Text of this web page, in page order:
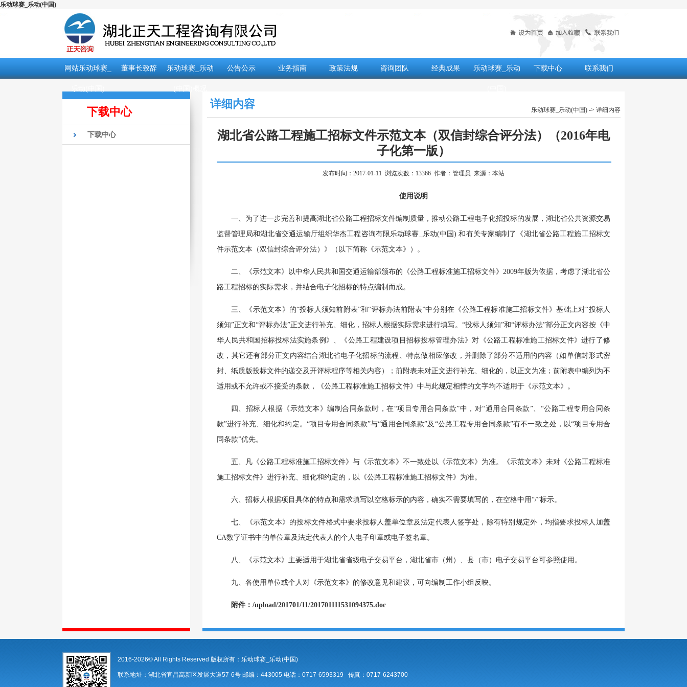
乐动球赛_乐动(中国)
网站乐动球赛_ 董事长致辞 乐动球赛_乐动 公告公示 业务指南 政策法规 咨询团队 经典成果 乐动球赛_乐动 下载中心 联系我们
下载中心
下载中心
详细内容 乐动球赛_乐动(中国)-> 详细内容
湖北省公路工程施工招标文件示范文本（双信封综合评分法）（2016年电
子化第一版）
发布时间：2017-01-11 浏览次数：13366 作者：管理员 来源：本站
使用说明
一、为了进一步完善和提高湖北省公路工程招标文件编制质量，推动公路工程电子化招投标的发展，湖北省公共资源交易
监督管理局和湖北省交通运输厅组织华杰工程咨询有限乐动球赛_乐动(中国) 和有关专家编制了《湖北省公路工程施工招标文
件示范文本（双信封综合评分法）》（以下简称《示范文本》）。
二、《示范文本》以中华人民共和国交通运输部颁布的《公路工程标准施工招标文件》 2009年版为依据，考虑了湖北省公
路工程招标的实际需求，并结合电子化招标的特点编制而成。
三、《示范文本》的“投标人须知前附表”和“评标办法前附表”中分别在《公路工程标准施工招标文件》基础上对“投标人
须知”正文和“评标办法”正文进行补充、细化，招标人根据实际需求进行填写。“投标人须知”和“评标办法”部分正文内容按《中
华人民共和国招标投标法实施条例》、《公路工程建设项目招标投标管理办法》对《公路工程标准施工招标文件》进行了修
改，其它还有部分正文内容结合湖北省电子化招标的流程、特点做相应修改，并删除了部分不适用的内容（如单信封形式密
封、纸质版投标文件的递交及开评标程序等相关内容）；前附表未对正文进行补充、细化的，以正文为准；前附表中编列为不
适用或不允许或不接受的条款，《公路工程标准施工招标文件》中与此规定相悖的文字均不适用于《示范文本》。
四、招标人根据《示范文本》编制合同条款时，在“项目专用合同条款”中，对“通用合同条款”、“公路工程专用合同条
款”进行补充、细化和约定。“项目专用合同条款”与“通用合同条款”及“公路工程专用合同条款”有不一致之处，以“项目专用合
同条款”优先。
五、凡《公路工程标准施工招标文件》与《示范文本》不一致处以《示范文本》为准。《示范文本》未对《公路工程标准
施工招标文件》进行补充、细化和约定的，以《公路工程标准施工招标文件》为准。
六、招标人根据项目具体的特点和需求填写以空格标示的内容，确实不需要填写的，在空格中用“/”标示。
七、《示范文本》的投标文件格式中要求投标人盖单位章及法定代表人签字处，除有特别规定外，均指要求投标人加盖
CA数字证书中的单位章及法定代表人的个人电子印章或电子签名章。
八、《示范文本》主要适用于湖北省省级电子交易平台，湖北省市（州）、县（市）电子交易平台可参照使用。
九、各使用单位或个人对《示范文本》的修改意见和建议，可向编制工作小组反映。
附件： /upload/201701/11/201701111531094375.doc
2016-2026© All Rights Reserved 版权所有：乐动球赛_乐动(中国)
联系地址：湖北省宜昌高新区发展大道57-6号 邮编：443005 电话：0717-6593319 传真：0717-6243700